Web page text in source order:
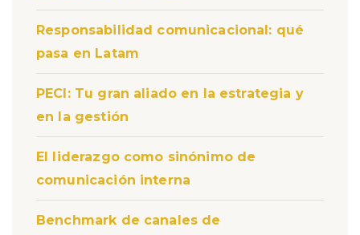
Responsabilidad comunicacional: qué
pasa en Latam
PECI: Tu gran aliado en la estrategia y
en la gestión
El liderazgo como sinónimo de
comunicación interna
Benchmark de canales de